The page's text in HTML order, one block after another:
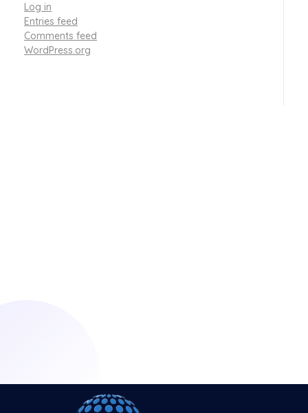
Log in
Entries feed
Comments feed
WordPress.org